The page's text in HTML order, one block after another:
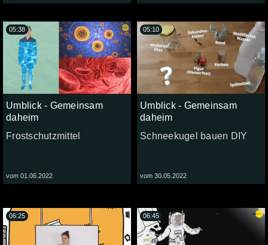
Umblick - Gemeinsam
daheim
Frostschutzmittel
vom 01.06.2022
05:38
Umblick - Gemeinsam
daheim
Schneekugel bauen DIY
vom 30.05.2022
05:10
06:25 06:45